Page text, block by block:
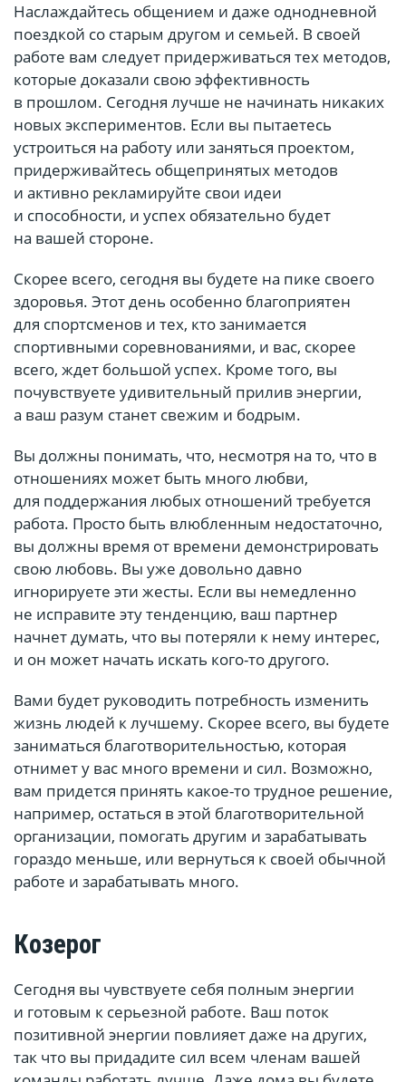
Наслаждайтесь общением и даже однодневной
поездкой со старым другом и семьей. В своей
работе вам следует придерживаться тех методов,
которые доказали свою эффективность
в прошлом. Сегодня лучше не начинать никаких
новых экспериментов. Если вы пытаетесь
устроиться на работу или заняться проектом,
придерживайтесь общепринятых методов
и активно рекламируйте свои идеи
и способности, и успех обязательно будет
на вашей стороне.
Скорее всего, сегодня вы будете на пике своего
здоровья. Этот день особенно благоприятен
для спортсменов и тех, кто занимается
спортивными соревнованиями, и вас, скорее
всего, ждет большой успех. Кроме того, вы
почувствуете удивительный прилив энергии,
а ваш разум станет свежим и бодрым.
Вы должны понимать, что, несмотря на то, что в
отношениях может быть много любви,
для поддержания любых отношений требуется
работа. Просто быть влюбленным недостаточно,
вы должны время от времени демонстрировать
свою любовь. Вы уже довольно давно
игнорируете эти жесты. Если вы немедленно
не исправите эту тенденцию, ваш партнер
начнет думать, что вы потеряли к нему интерес,
и он может начать искать кого-то другого.
Вами будет руководить потребность изменить
жизнь людей к лучшему. Скорее всего, вы будете
заниматься благотворительностью, которая
отнимет у вас много времени и сил. Возможно,
вам придется принять какое-то трудное решение,
например, остаться в этой благотворительной
организации, помогать другим и зарабатывать
гораздо меньше, или вернуться к своей обычной
работе и зарабатывать много.
Козерог
Сегодня вы чувствуете себя полным энергии
и готовым к серьезной работе. Ваш поток
позитивной энергии повлияет даже на других,
так что вы придадите сил всем членам вашей